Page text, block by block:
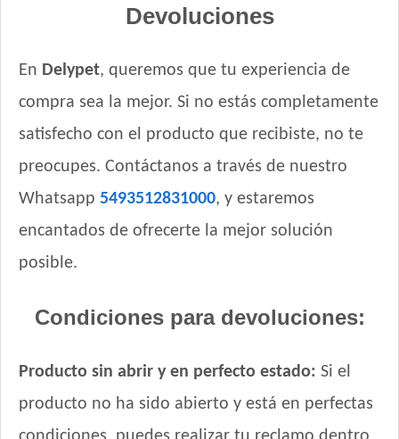
Total Balance Ultra Pro Perros Adultos
Upper Crock Perro Adulto
Upper Crock Perro Adulto Criadores
Vagoneta Gourmet Perro Adulto
Vagoneta Mix Perro Adulto
Valiant Criadores Perro Adulto
Argentina Seleccionada
Vitalcan Balanced Natural Recipe Perro Sabor Cerdo
Vitalcan Balanced Natural Recipe Salmón Rosado
Vitalcan Balanced Perro Adulto Raza Grande
Vitalcan Balanced Perro Adulto Raza Mediana
Vitalcan Complete Control de Peso
Devoluciones
En Delypet, queremos que tu experiencia de
compra sea la mejor. Si no estás completamente
satisfecho con el producto que recibiste, no te
preocupes. Contáctanos a través de nuestro
Whatsapp 5493512831000, y estaremos
encantados de ofrecerte la mejor solución
posible.
Condiciones para devoluciones:
Producto sin abrir y en perfecto estado: Si el
producto no ha sido abierto y está en perfectas